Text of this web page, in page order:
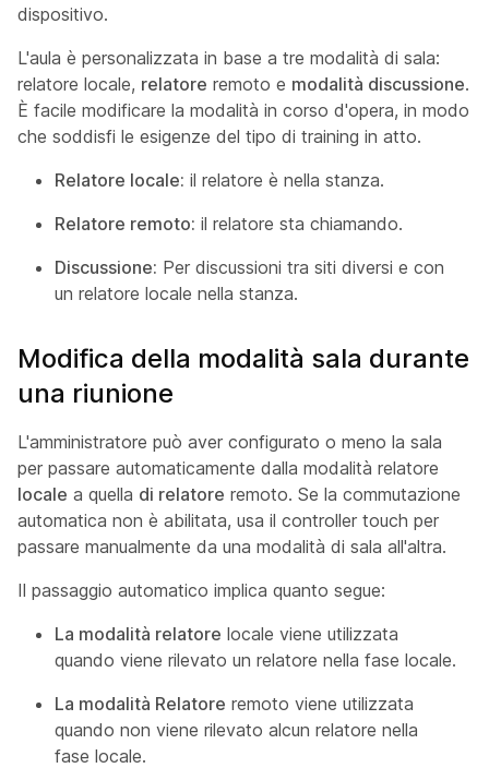
dispositivo.
L'aula è personalizzata in base a tre modalità di sala:
relatore locale, relatore remoto e modalità discussione.
È facile modificare la modalità in corso d'opera, in modo
che soddisfi le esigenze del tipo di training in atto.
Relatore locale: il relatore è nella stanza.
Relatore remoto: il relatore sta chiamando.
Discussione: Per discussioni tra siti diversi e con
un relatore locale nella stanza.
Modifica della modalità sala durante
una riunione
L'amministratore può aver configurato o meno la sala
per passare automaticamente dalla modalità relatore
locale a quella di relatore remoto. Se la commutazione
automatica non è abilitata, usa il controller touch per
passare manualmente da una modalità di sala all'altra.
Il passaggio automatico implica quanto segue:
La modalità relatore locale viene utilizzata
quando viene rilevato un relatore nella fase locale.
La modalità Relatore remoto viene utilizzata
quando non viene rilevato alcun relatore nella
fase locale.